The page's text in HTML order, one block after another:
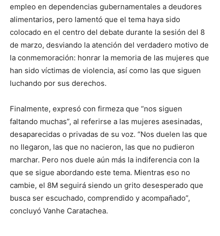
empleo en dependencias gubernamentales a deudores
alimentarios, pero lamentó que el tema haya sido
colocado en el centro del debate durante la sesión del 8
de marzo, desviando la atención del verdadero motivo de
la conmemoración: honrar la memoria de las mujeres que
han sido víctimas de violencia, así como las que siguen
luchando por sus derechos.
Finalmente, expresó con firmeza que “nos siguen
faltando muchas”, al referirse a las mujeres asesinadas,
desaparecidas o privadas de su voz. “Nos duelen las que
no llegaron, las que no nacieron, las que no pudieron
marchar. Pero nos duele aún más la indiferencia con la
que se sigue abordando este tema. Mientras eso no
cambie, el 8M seguirá siendo un grito desesperado que
busca ser escuchado, comprendido y acompañado”,
concluyó Vanhe Caratachea.